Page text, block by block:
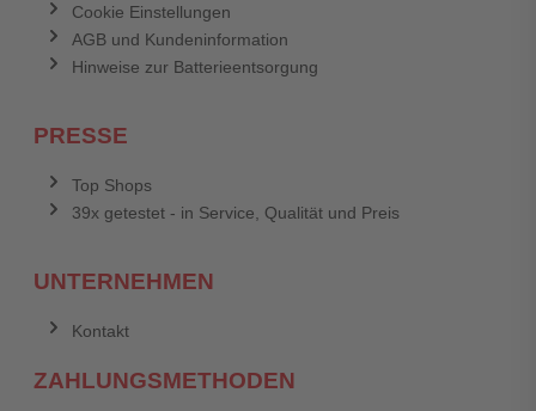
Cookie Einstellungen
AGB und Kundeninformation
Hinweise zur Batterieentsorgung
PRESSE
Top Shops
39x getestet - in Service, Qualität und Preis
UNTERNEHMEN
Kontakt
ZAHLUNGSMETHODEN